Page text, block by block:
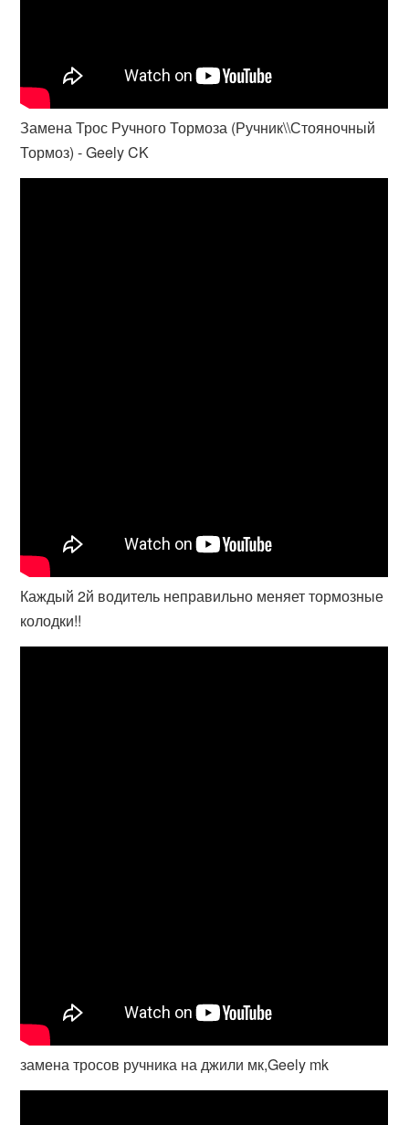
Замена Трос Ручного Тормоза (Ручник\\Стояночный
Тормоз) - Geely CK
Каждый 2й водитель неправильно меняет тормозные
колодки!!
замена тросов ручника на джили мк,Geely mk